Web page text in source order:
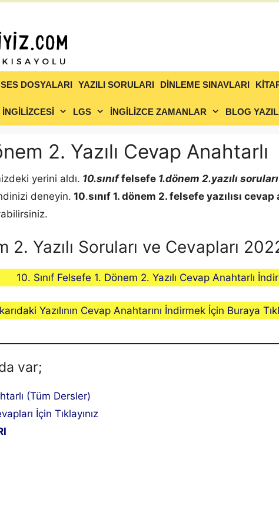
SES DOSYALARI YAZILI SORULARI DİNLEME SINAVLARI
LGS İNGİLİZCE ZAMANLAR BLOG
2. Yazılı Cevap Anahtarlı
yerini aldı. 10.sınıffelsefe 1.dönem 2.yazılı
deneyin. 10.sınıf 1. dönem 2. felsefe yazılısı cevap
2. Yazılı Soruları ve Cevapları
10. Sınıf Felsefe 1. Dönem 2. Yazılı Cevap Anahtarlı İndir
Yazılının Cevap Anahtarını İndirmek İçin Buraya
var;
(Tüm Dersler)
İçin Tıklayınız